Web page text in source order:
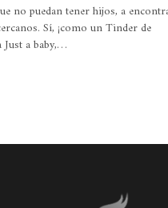
no puedan tener hijos, a
Sí, ¡como un Tinder de
a baby,…